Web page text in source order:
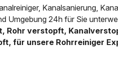
Kanalsanierung,
Umgebung 24h für Sie
Rohr verstopft,
für unsere Rohrreiniger